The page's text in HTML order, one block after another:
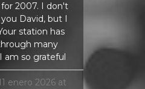
2007. I don't
David, but I
station has
many
am so grateful
enero 2026 at